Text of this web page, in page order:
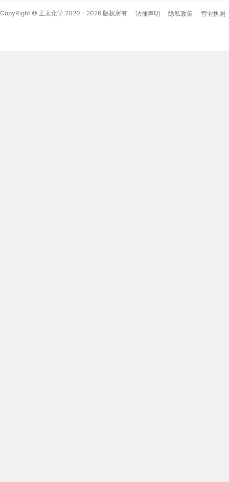
CopyRight © 正太化学 2020 - 2026 版权所有 法律声明 隐私政策 营业执照